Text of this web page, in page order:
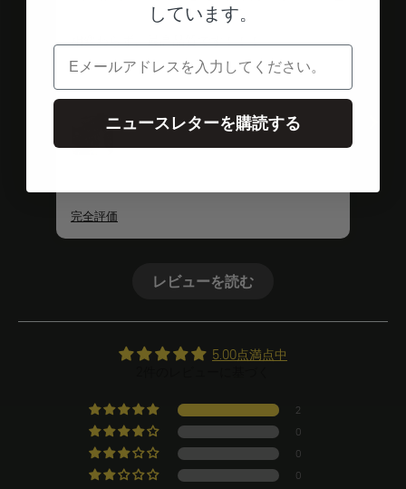
相変わらず、最高品質です！！！
完全評価
レビューを読む
5.00点満点中
2
0
0
0
しています。
電子メール
ニュースレターを購読する